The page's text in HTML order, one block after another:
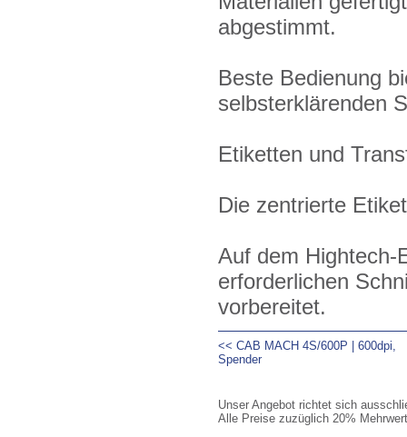
abgestimmt.
Beste Bedienung
selbsterklärenden
Etiketten und
Die zentrierte
Auf dem Hightech-
erforderlichen
vorbereitet.
<< CAB MACH 4S/600P | 600dpi,
Spender
Unser Angebot richtet sich
Alle Preise zuzüglich 20%